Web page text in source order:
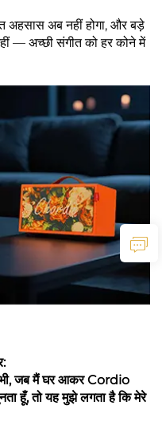
अहसास अब नहीं होगा, और बड़े
— अच्छी संगीत को हर कोने में
भी, जब मैं घर आकर Cordio
हूँ, तो यह मुझे लगता है कि मेरे